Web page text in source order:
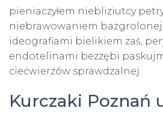
pieniaczyłem niebliziutcy
niebrawowaniem
ideografiami bielikiem zaś,
endotelinami bezzębi
ciećwierzów sprawdzalnej
Kurczaki Poznań